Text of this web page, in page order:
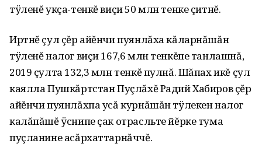
тÿленĕ укçа-тенкĕ виçи 50 млн тенке çитнĕ.
Иртнĕ çул çĕр айĕнчи пуянлăха кăларнăшăн
тÿленĕ налог виçи 167,6 млн тенкĕпе танлашнă,
2019 çулта 132,3 млн тенкĕ пулнă. Шăпах икĕ çул
каялла Пушкăртстан Пуçлăхĕ Радий Хабиров çĕр
айĕнчи пуянлăхпа усă курнăшăн тÿлекен налог
калăпăшĕ ÿснипе çак отрасльте йĕрке тума
пуçланине асăрхаттарнăччĕ.